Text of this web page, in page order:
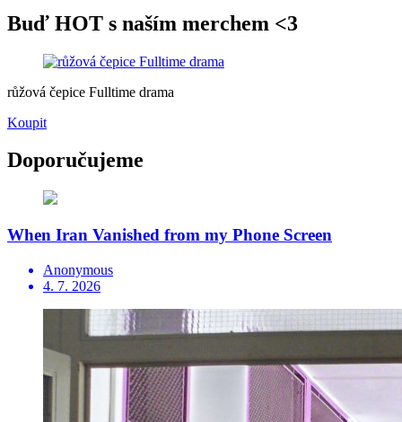
Buď HOT s naším merchem <3
růžová čepice Fulltime drama
Koupit
Doporučujeme
When Iran Vanished from my Phone Screen
Anonymous
4. 7. 2026